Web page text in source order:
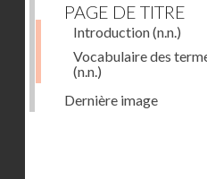
PAGE DE TITRE
Introduction(n.n.)
Vocabulaire des
(n.n.)
Dernière image